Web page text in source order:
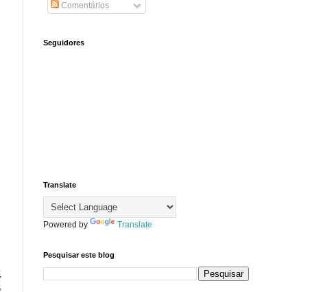
Comentários
Seguidores
Translate
Powered by Translate
Pesquisar este blog